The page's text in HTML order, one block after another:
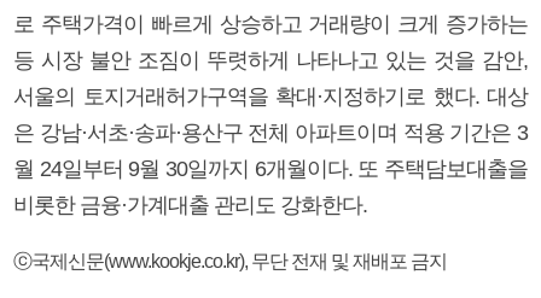
로 주택가격이 빠르게 상승하고 거래량이 크게 증가하는
등 시장 불안 조짐이 뚜렷하게 나타나고 있는 것을 감안,
서울의 토지거래허가구역을 확대·지정하기로 했다. 대상
은 강남·서초·송파·용산구 전체 아파트이며 적용 기간은 3
월 24일부터 9월 30일까지 6개월이다. 또 주택담보대출을
비롯한 금융·가계대출 관리도 강화한다.
ⓒ국제신문(www.kookje.co.kr), 무단 전재 및 재배포 금지